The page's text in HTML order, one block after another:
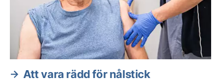
Att vara rädd för nålstick